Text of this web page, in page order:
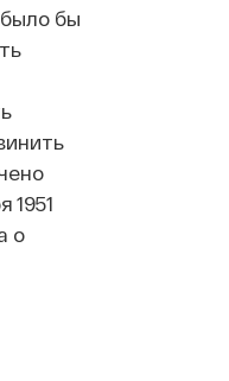
бы
1951
о